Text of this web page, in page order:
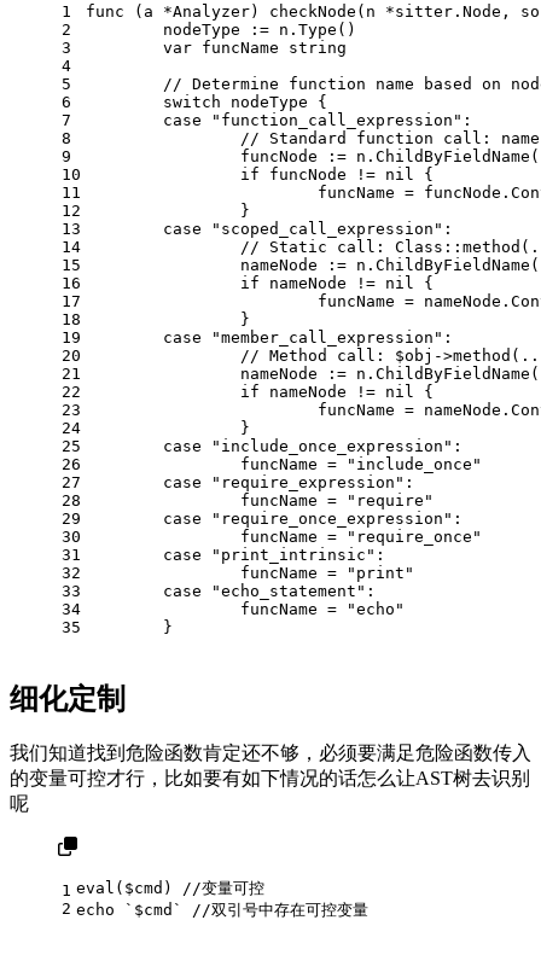
1
2
3
4
5
6
7
8
9
10
11
12
13
14
15
16
17
18
19
20
21
22
23
24
25
26
27
28
29
30
31
32
33
34
35
func (a *Analyzer)
checkNode(n *sitter.Node,
	nodeType := n.Type()
var funcName string
// Determine function name based on
switch nodeType {
case
"function_call_expression" :
// Standard function call:
		funcNode := n.ChildByFieldName(
if funcNode != nil
{
funcName =
		}
case
"scoped_call_expression" :
// Static call:
		nameNode := n.ChildByFieldName(
if nameNode != nil
{
funcName =
		}
case
"member_call_expression" :
// Method call: $obj-
		nameNode := n.ChildByFieldName(
if nameNode != nil
{
funcName =
		}
case
"include_once_expression" :
		funcName =
"include_once"
case
"require_expression" :
		funcName =
"require"
case
"require_once_expression" :
		funcName =
"require_once"
case
"print_intrinsic" :
		funcName =
"print"
case
"echo_statement" :
		funcName =
"echo"
	}
细化定制
我们知道找到危险函数肯定还不够，必须要满足危险函数传入
的变量可控才行，比如要有如下情况的话怎么让AST树去识别
呢
1
2
eval($cmd) //变量可控
echo `$cmd` //双引号中存在可控变量